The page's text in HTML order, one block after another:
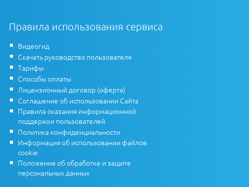
Правила использования сервиса
Видеогид
Скачать руководство пользователя
Тарифы
Способы оплаты
Лицензионный договор (оферта)
Соглашение об использовании Сайта
Правила оказания информационной
поддержки пользователей
Политика конфиденциальности
Информация об использовании файлов
cookie
Положение об обработке и защите
персональных данных